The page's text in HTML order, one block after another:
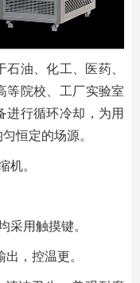
油、化工、医药、
等院校、工厂实验室
进行循环冷却，为用
恒定的场源。
机。
采用触摸键。
，控温更。